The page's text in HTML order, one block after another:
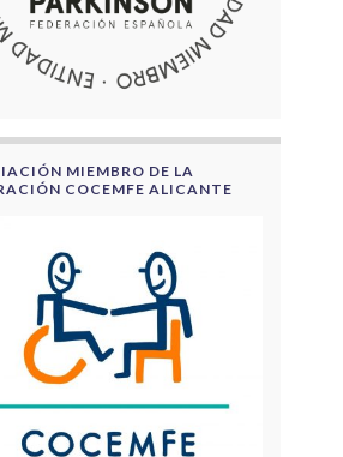
MIEMBRO DE LA
COCEMFE ALICANTE